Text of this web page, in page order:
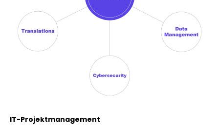
IT-Projektmanagement